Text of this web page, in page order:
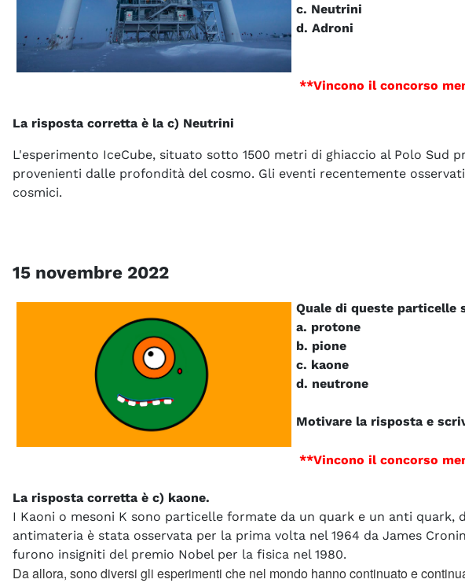
c. Neutrini
d. Adroni
**Vincono il concorso
La risposta corretta è la c) Neutrini
L'esperimento IceCube, situato sotto 1500 metri di ghiaccio al Polo Sud
provenienti dalle profondità del cosmo. Gli eventi recentemente
cosmici.
15 novembre 2022
Quale di queste particelle
a. protone
b. pione
c. kaone
d. neutrone
Motivare la risposta e
**Vincono il concorso
La risposta corretta è c) kaone.
I Kaoni o mesoni K sono particelle formate da un quark e un anti
antimateria è stata osservata per la prima volta nel 1964 da James
furono insigniti del premio Nobel per la fisica nel 1980.
Da allora, sono diversi gli esperimenti che nel mondo hanno continuato e